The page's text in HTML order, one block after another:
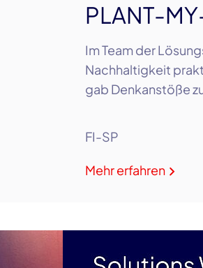
PLANT-
Im Team der
Nachhaltigkeit
gab Denkanstöße
FI-SP
Mehr erfahren